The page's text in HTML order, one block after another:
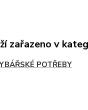
zařazeno v
POTŘEBY